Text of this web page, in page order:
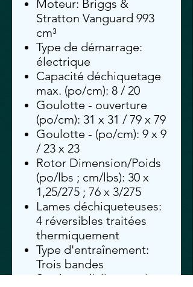
Moteur: Briggs &
Stratton Vanguard 993
cm³
Type de démarrage:
électrique
Capacité déchiquetage
max. (po/cm): 8 / 20
Goulotte - ouverture
(po/cm): 31 x 31 / 79 x 79
Goulotte - (po/cm): 9 x 9
/ 23 x 23
Rotor Dimension/Poids
(po/lbs ; cm/lbs): 30 x
1,25/275 ; 76 x 3/275
Lames déchiqueteuses:
4 réversibles traitées
thermiquement
Type d'entraînement:
Trois bandes
Système d'alimentation: